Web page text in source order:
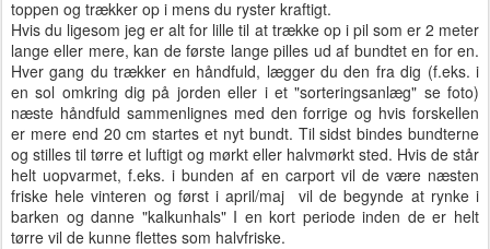
toppen og trækker op i mens du ryster kraftigt.
Hvis du ligesom jeg er alt for lille til at trække op i pil som er 2 meter
lange eller mere, kan de første lange pilles ud af bundtet en for en.
Hver gang du trækker en håndfuld, lægger du den fra dig (f.eks. i
en sol omkring dig på jorden eller i et "sorteringsanlæg" se foto)
næste håndfuld sammenlignes med den forrige og hvis forskellen
er mere end 20 cm startes et nyt bundt. Til sidst bindes bundterne
og stilles til tørre et luftigt og mørkt eller halvmørkt sted. Hvis de står
helt uopvarmet, f.eks. i bunden af en carport vil de være næsten
friske hele vinteren og først i april/maj vil de begynde at rynke i
barken og danne "kalkunhals" I en kort periode inden de er helt
tørre vil de kunne flettes som halvfriske.